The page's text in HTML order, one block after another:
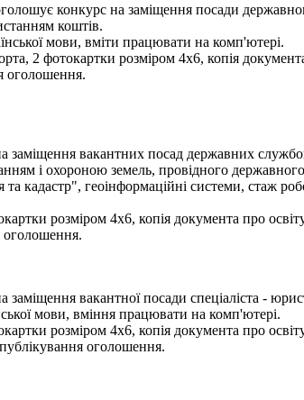
конкурс на заміщення посади
коштів.
мови, вміти працювати на комп'ютері.
2 фотокартки розміром 4х6, копія
оголошення.
вакантних посад державних
і охороною земель, провідного
кадастр", геоінформаційні системи, стаж
розміром 4х6, копія документа про
оголошення.
вакантної посади спеціаліста -
мови, вміння працювати на комп'ютері.
розміром 4х6, копія документа про
оголошення.